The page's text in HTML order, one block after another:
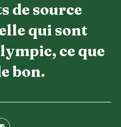
de source
qui sont
ce que
bon.